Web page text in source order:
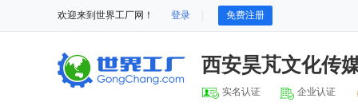
欢迎来到世界工厂网！ 登录 免费注册
西安昊芃文化传
实名认证 企业认证